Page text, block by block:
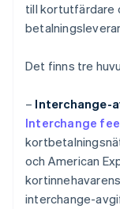
till kortutfärdare
Det finns tre
– Interchange-
Interchange
och American
interchange-